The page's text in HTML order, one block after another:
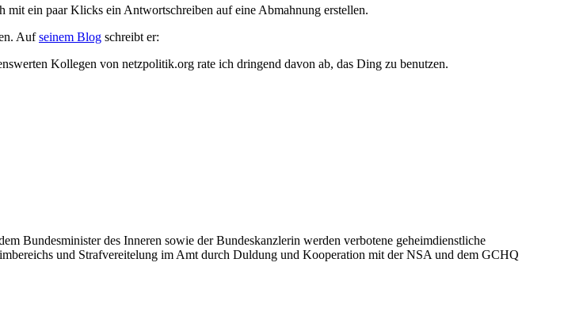
mit ein paar Klicks ein Antwortschreiben auf eine Abmahnung erstellen.
Aufseinem Blog schreibt er:
Kollegen von netzpolitik.org rate ich dringend davon ab, das Ding zu benutzen.
Bundesminister des Inneren sowie der Bundeskanzlerin werden verbotene geheimdienstliche
und Strafvereitelung im Amt durch Duldung und Kooperation mit der NSA und dem GCHQ